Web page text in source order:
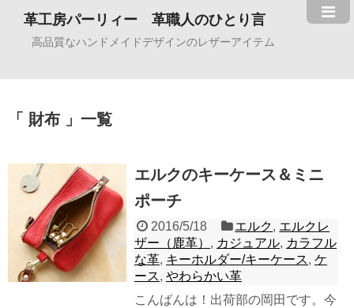
革工房パーリィー 革職人のひとり言
高品質なハンドメイドデザインのレザーアイテム
財布 一覧
エルクのキーケース＆ミニ
ポーチ
2016/5/18 エルク, エルクレ
ザー（鹿革） , カジュアル, カラフル
な革, キーホルダー/キーケース, ケ
ース, やわらかい革
こんばんは！出荷部の岡田です。今